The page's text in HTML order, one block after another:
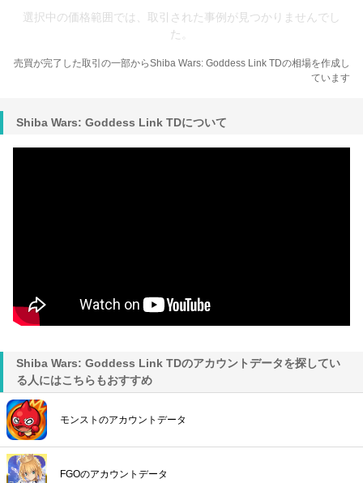
選択中の価格範囲では、取引された事例が見つかりませんでし
た。
売買が完了した取引の一部からShiba Wars: Goddess Link TDの相場を作成し
ています
Shiba Wars: Goddess Link TDについて
Shiba Wars: Goddess Link TDのアカウントデータを探してい
る人にはこちらもおすすめ
モンストのアカウントデータ
FGOのアカウントデータ